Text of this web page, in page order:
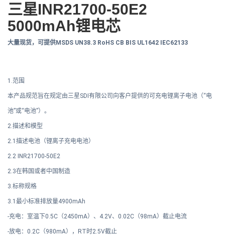
三星INR21700-50E2
5000mAh锂电芯
大量现货，可提供MSDS UN38.3 RoHS CB BIS UL1642 IEC62133
1.范围
本产品规范旨在规定由三星SDI有限公司向客户提供的可充电锂离子电池（“电
池”或“电池”）。
2.描述和模型
2.1描述电池（锂离子充电电池）
2.2 INR21700-50E2
2.3在韩国或者中国制造
3.标称规格
3.1最小标准排放量4900mAh
-充电：室温下0.5C（2450mA）、4.2V、0.02C（98mA）截止电流
-放电：0.2C（980mA），RT时2.5V截止